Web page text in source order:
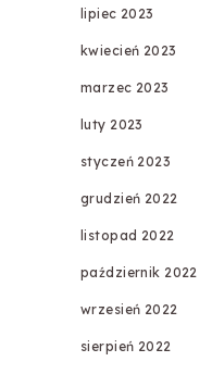
lipiec 2023
kwiecień 2023
marzec 2023
luty 2023
styczeń 2023
grudzień 2022
listopad 2022
październik 2022
wrzesień 2022
sierpień 2022